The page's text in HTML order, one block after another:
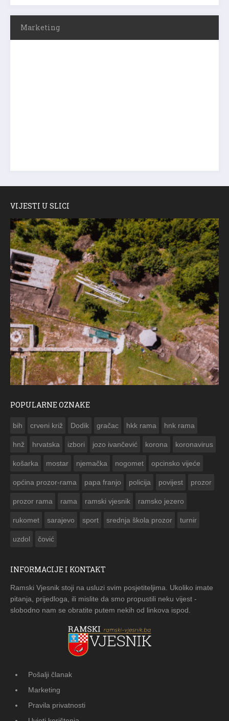
Marketing
VIJESTI U SLICI
POPULARNE OZNAKE
bih crveni križ Dodik gračac hkk rama hnk rama
hnž hrvatska izbori jozo ivančević korona koronavirus
košarka mostar njemačka nogomet opcinsko vijeće
općina prozor-rama papa franjo policija povijest prozor
prozor rama rama ramski vjesnik ramsko jezero
rukomet sarajevo sport srednja škola prozor turnir
uzdol čović
INFORMACIJE I KONTAKT
Ramski Vjesnik stoji na usluzi svim posjetiteljima. Ukoliko imate
pitanja, prijedloga, ili mislite da smo propustili neku vijest -
slobodno nam se obratite putem nekih od linkova ispod.
Pošalji članak
Marketing
Pravila privatnosti